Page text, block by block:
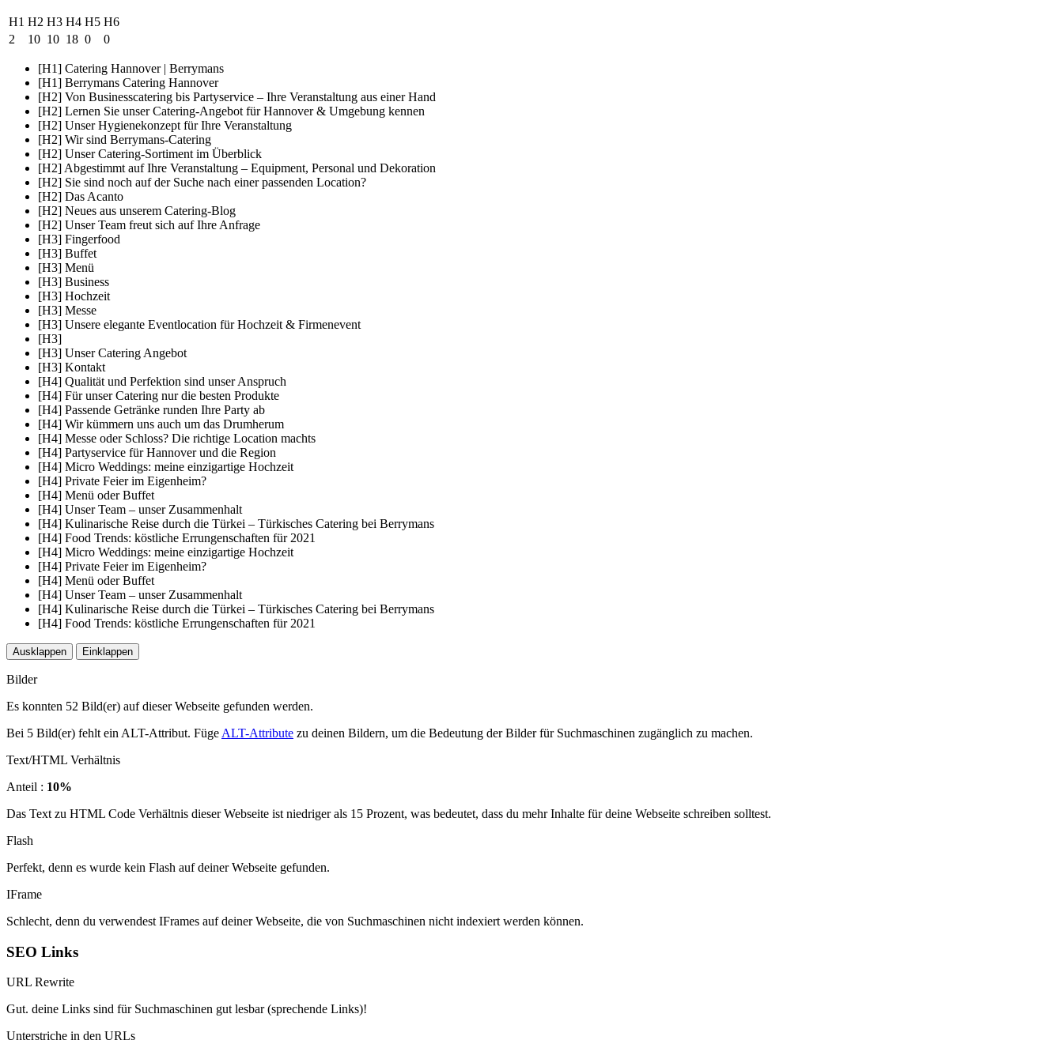
H1 H2 H3 H4 H5 H6
2
10 10 18 0 0
[H1] Catering Hannover | Berrymans
[H1] Berrymans Catering Hannover
[H2] Von Businesscatering bis Partyservice – Ihre Veranstaltung aus einer Hand
[H2] Lernen Sie unser Catering-Angebot für Hannover & Umgebung kennen
[H2] Unser Hygienekonzept für Ihre Veranstaltung
[H2] Wir sind Berrymans-Catering
[H2] Unser Catering-Sortiment im Überblick
[H2] Abgestimmt auf Ihre Veranstaltung – Equipment, Personal und Dekoration
[H2] Sie sind noch auf der Suche nach einer passenden Location?
[H2] Das Acanto
[H2] Neues aus unserem Catering-Blog
[H2] Unser Team freut sich auf Ihre Anfrage
[H3] Fingerfood
[H3] Buffet
[H3] Menü
[H3] Business
[H3] Hochzeit
[H3] Messe
[H3] Unsere elegante Eventlocation für Hochzeit & Firmenevent
[H3]
[H3] Unser Catering Angebot
[H3] Kontakt
[H4] Qualität und Perfektion sind unser Anspruch
[H4] Für unser Catering nur die besten Produkte
[H4] Passende Getränke runden Ihre Party ab
[H4] Wir kümmern uns auch um das Drumherum
[H4] Messe oder Schloss? Die richtige Location machts
[H4] Partyservice für Hannover und die Region
[H4] Micro Weddings: meine einzigartige Hochzeit
[H4] Private Feier im Eigenheim?
[H4] Menü oder Buffet
[H4] Unser Team – unser Zusammenhalt
[H4] Kulinarische Reise durch die Türkei – Türkisches Catering bei Berrymans
[H4] Food Trends: köstliche Errungenschaften für 2021
[H4] Micro Weddings: meine einzigartige Hochzeit
[H4] Private Feier im Eigenheim?
[H4] Menü oder Buffet
[H4] Unser Team – unser Zusammenhalt
[H4] Kulinarische Reise durch die Türkei – Türkisches Catering bei Berrymans
[H4] Food Trends: köstliche Errungenschaften für 2021
Ausklappen Einklappen
Bilder
Es konnten 52 Bild(er) auf dieser Webseite gefunden werden.
Bei 5 Bild(er) fehlt ein ALT-Attribut. Füge ALT-Attribute zu deinen Bildern, um die Bedeutung der Bilder für Suchmaschinen zugänglich zu machen.
Text/HTML Verhältnis
Anteil : 10%
Das Text zu HTML Code Verhältnis dieser Webseite ist niedriger als 15 Prozent, was bedeutet, dass du mehr Inhalte für deine Webseite schreiben solltest.
Flash
Perfekt, denn es wurde kein Flash auf deiner Webseite gefunden.
IFrame
Schlecht, denn du verwendest IFrames auf deiner Webseite, die von Suchmaschinen nicht indexiert werden können.
SEO Links
URL Rewrite
Gut. deine Links sind für Suchmaschinen gut lesbar (sprechende Links)!
Unterstriche in den URLs